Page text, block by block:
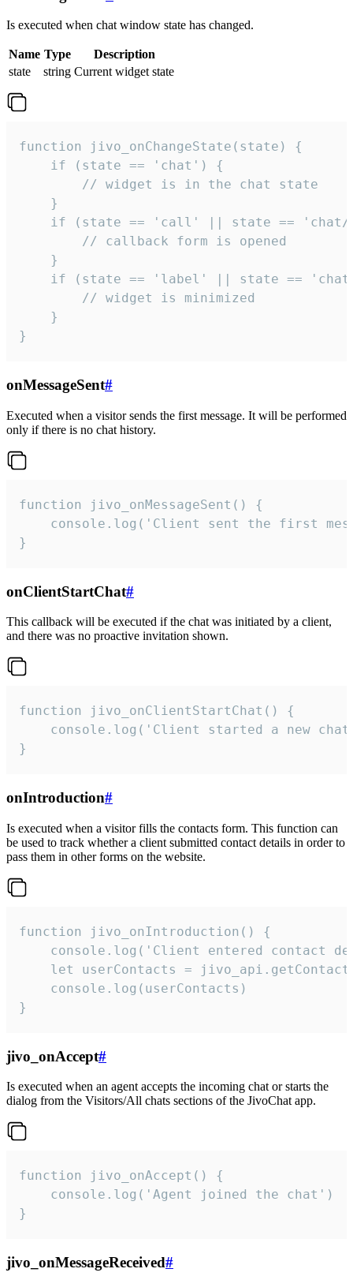
Is executed when chat window state has changed.
Name Type
Description
state
string Current widget state
function jivo_onChangeState(state) {
    if (state == 'chat') {
        // widget is in the chat state
    }
if (state == 'call' || state ==
        // callback form is opened
    }
if (state == 'label' || state ==
        // widget is minimized
    }
}
onMessageSent#
Executed when a visitor sends the first message. It will be performed
only if there is no chat history.
function jivo_onMessageSent() {
console.log('Client sent the first
}
onClientStartChat#
This callback will be executed if the chat was initiated by a client,
and there was no proactive invitation shown.
function jivo_onClientStartChat() {
console.log('Client started a new
}
onIntroduction#
Is executed when a visitor fills the contacts form. This function can
be used to track whether a client submitted contact details in order to
pass them in other forms on the website.
function jivo_onIntroduction() {
console.log('Client entered contact
let userContacts =
    console.log(userContacts)
}
jivo_onAccept#
Is executed when an agent accepts the incoming chat or starts the
dialog from the Visitors/All chats sections of the JivoChat app.
function jivo_onAccept() {
}
jivo_onMessageReceived#